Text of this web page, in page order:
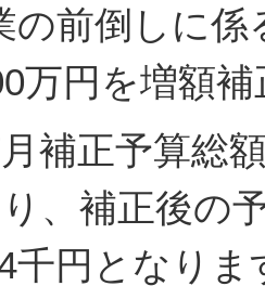
の前倒しに係
万円を増額
補正予算総
、補正後の
千円となりま